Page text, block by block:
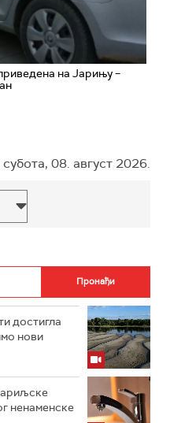
на Јарињу –
субота, 08. август 2026.
достигла
нови
ариљске
ненаменске